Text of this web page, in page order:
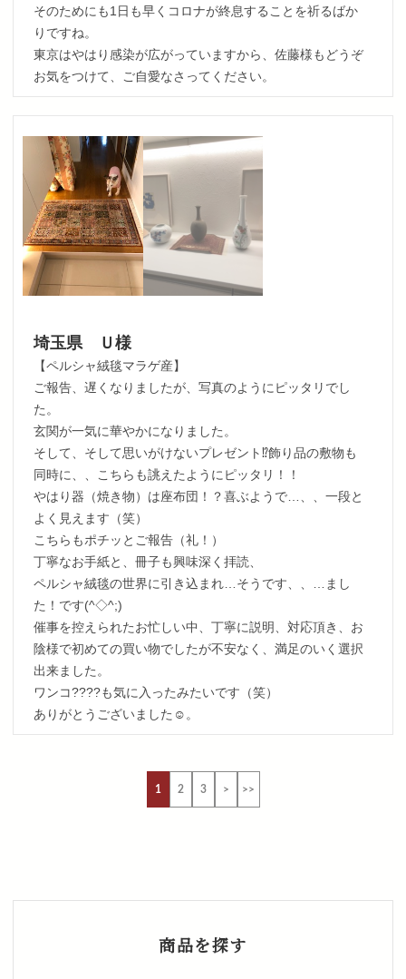
そのためにも1日も早くコロナが終息することを祈るばか
りですね。
東京はやはり感染が広がっていますから、佐藤様もどうぞ
お気をつけて、ご自愛なさってください。
埼玉県 Ｕ様
【ペルシャ絨毯マラゲ産】
ご報告、遅くなりましたが、写真のようにピッタリでし
た。
玄関が一気に華やかになりました。
そして、そして思いがけないプレゼント⁉︎飾り品の敷物も
同時に、、こちらも誂えたようにピッタリ！！
やはり器（焼き物）は座布団！？喜ぶようで…、、一段と
よく見えます（笑）
こちらもポチッとご報告（礼！）
丁寧なお手紙と、冊子も興味深く拝読、
ペルシャ絨毯の世界に引き込まれ…そうです、、…まし
た！です(^◇^;)
催事を控えられたお忙しい中、丁寧に説明、対応頂き、お
陰様で初めての買い物でしたが不安なく、満足のいく選択
出来ました。
ワンコ????も気に入ったみたいです（笑）
ありがとうございました☺️。
1 2 3 > >>
商品を探す